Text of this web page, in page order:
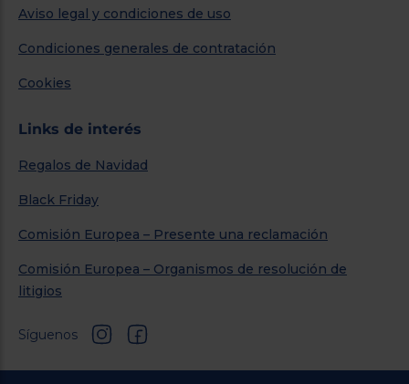
Aviso legal y condiciones de uso
Condiciones generales de contratación
Cookies
Links de interés
Regalos de Navidad
Black Friday
Comisión Europea – Presente una reclamación
Comisión Europea – Organismos de resolución de
litigios
Síguenos